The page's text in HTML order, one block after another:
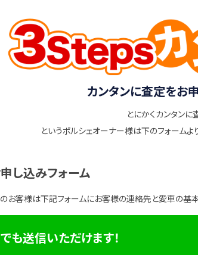
カンタンに査定をお
とにかくカンタンに
というポルシェオーナー様は下のフォーム
し込みフォーム
お客様は下記フォームにお客様の連絡先と愛車の基
も送信いただけます！